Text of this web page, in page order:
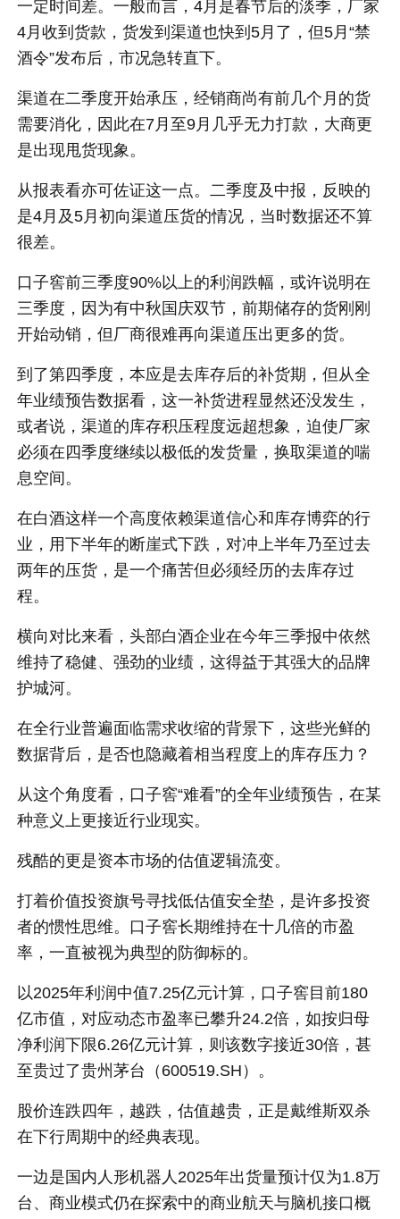
一定时间差。一般而言，4月是春节后的淡季，厂家
4月收到货款，货发到渠道也快到5月了，但5月“禁
酒令”发布后，市况急转直下。
渠道在二季度开始承压，经销商尚有前几个月的货
需要消化，因此在7月至9月几乎无力打款，大商更
是出现甩货现象。
从报表看亦可佐证这一点。二季度及中报，反映的
是4月及5月初向渠道压货的情况，当时数据还不算
很差。
口子窖前三季度90%以上的利润跌幅，或许说明在
三季度，因为有中秋国庆双节，前期储存的货刚刚
开始动销，但厂商很难再向渠道压出更多的货。
到了第四季度，本应是去库存后的补货期，但从全
年业绩预告数据看，这一补货进程显然还没发生，
或者说，渠道的库存积压程度远超想象，迫使厂家
必须在四季度继续以极低的发货量，换取渠道的喘
息空间。
在白酒这样一个高度依赖渠道信心和库存博弈的行
业，用下半年的断崖式下跌，对冲上半年乃至过去
两年的压货，是一个痛苦但必须经历的去库存过
程。
横向对比来看，头部白酒企业在今年三季报中依然
维持了稳健、强劲的业绩，这得益于其强大的品牌
护城河。
在全行业普遍面临需求收缩的背景下，这些光鲜的
数据背后，是否也隐藏着相当程度上的库存压力？
从这个角度看，口子窖“难看”的全年业绩预告，在某
种意义上更接近行业现实。
残酷的更是资本市场的估值逻辑流变。
打着价值投资旗号寻找低估值安全垫，是许多投资
者的惯性思维。口子窖长期维持在十几倍的市盈
率，一直被视为典型的防御标的。
以2025年利润中值7.25亿元计算，口子窖目前180
亿市值，对应动态市盈率已攀升24.2倍，如按归母
净利润下限6.26亿元计算，则该数字接近30倍，甚
至贵过了贵州茅台（600519.SH）。
股价连跌四年，越跌，估值越贵，正是戴维斯双杀
在下行周期中的经典表现。
一边是国内人形机器人2025年出货量预计仅为1.8万
台、商业模式仍在探索中的商业航天与脑机接口概